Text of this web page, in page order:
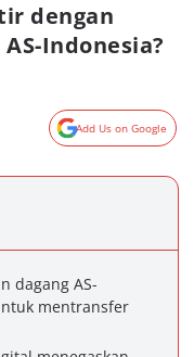
dengan
Indonesia?
Add Us on Google
dagang AS-
mentransfer